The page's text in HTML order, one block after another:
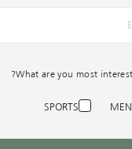
What are you most
MEN
SPORTS